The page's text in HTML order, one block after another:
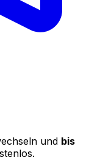
und bis